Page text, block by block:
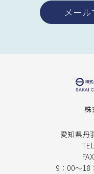
メー
株
愛知県丹
9：00〜18